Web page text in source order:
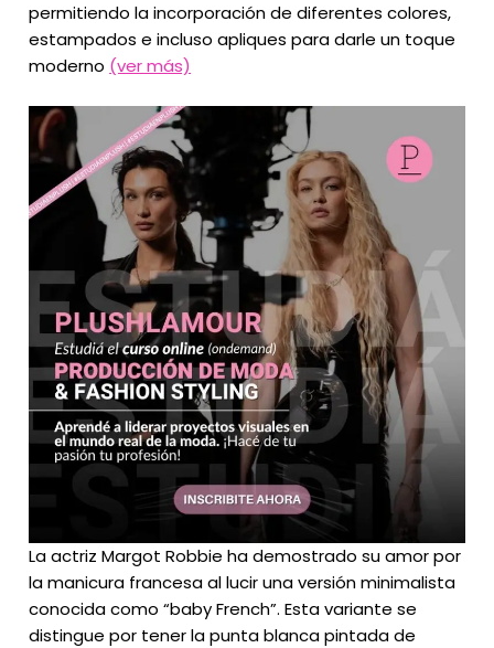
permitiendo la incorporación de diferentes colores,
estampados e incluso apliques para darle un toque
moderno (ver más)
La actriz Margot Robbie ha demostrado su amor por
la manicura francesa al lucir una versión minimalista
conocida como “baby French”. Esta variante se
distingue por tener la punta blanca pintada de